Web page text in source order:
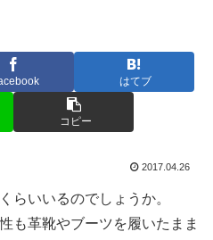
はてブ
コピー
2017.04.26
らいいるのでしょうか。
も革靴やブーツを履いたまま